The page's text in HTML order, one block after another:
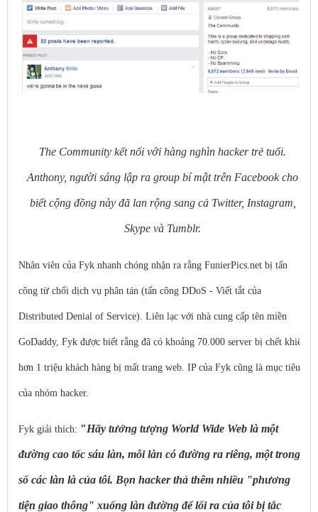
The Community kết nối với hàng nghìn hacker trẻ tuổi.
Anthony, người sáng lập ra group bí mật trên Facebook cho
biết cộng đồng này đã lan rộng sang cả Twitter, Instagram,
Skype và Tumblr.
Nhân viên của Fyk nhanh chóng nhận ra rằng FunierPics.net bị tấn
công từ chối dịch vụ phân tán (tấn công DDoS - Viết tắt của
Distributed Denial of Service). Liên lạc với nhà cung cấp tên miền
GoDaddy, Fyk được biết rằng đã có khoảng 70.000 server bị chết khiến
hơn 1 triệu khách hàng bị mất trang web. IP của Fyk cũng là mục tiêu
của nhóm hacker.
Fyk giải thích: "Hãy tưởng tượng World Wide Web là một
đường cao tốc sáu làn, mỗi làn có đường ra riêng, một trong
số các làn là của tôi. Bọn hacker thả thêm nhiều "phương
tiện giao thông" xuống làn đường để lối ra của tôi bị tắc